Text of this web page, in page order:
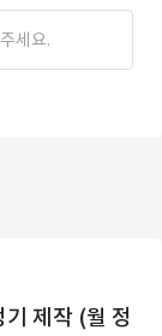
세요.
제작 (월 정